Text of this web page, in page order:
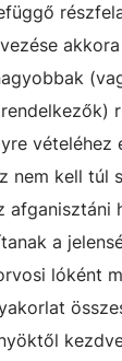
vételéhez
nem kell túl
afganisztáni
a
lóként